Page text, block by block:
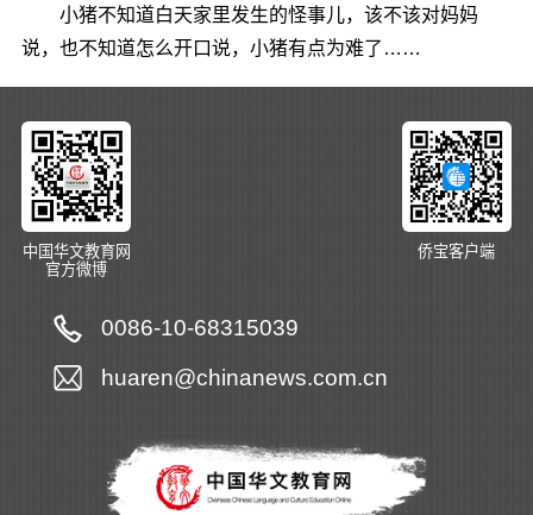
小猪不知道白天家里发生的怪事儿，该不该对妈妈
说，也不知道怎么开口说，小猪有点为难了……
中国华文教育网
官方微博
侨宝客户端
0086-10-68315039
huaren@chinanews.com.cn